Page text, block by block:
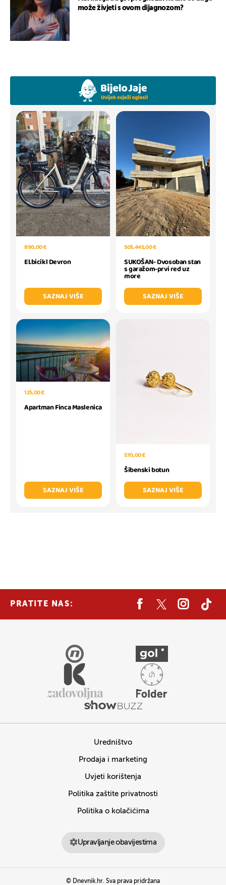
može živjeti s ovom dijagnozom?
890,00 €
El.bicikl Devron
SAZNAJ VIŠE
505.445,00 €
SUKOŠAN- Dvosoban stan
s garažom-prvi red uz
more
SAZNAJ VIŠE
125,00 €
Apartman Finca Maslenica
SAZNAJ VIŠE
570,00 €
Šibenski botun
SAZNAJ VIŠE
PRATITE NAS:
Uredništvo
Prodaja i marketing
Uvjeti korištenja
Politika zaštite privatnosti
Politika o kolačićima
Upravljanje obavijestima
© Dnevnik.hr. Sva prava pridržana